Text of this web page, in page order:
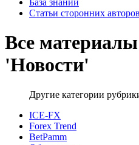
База знаний
Статьи сторонних авторов
Все
'Новости'
Другие категории
ICE-FX
Forex Trend
BetPamm